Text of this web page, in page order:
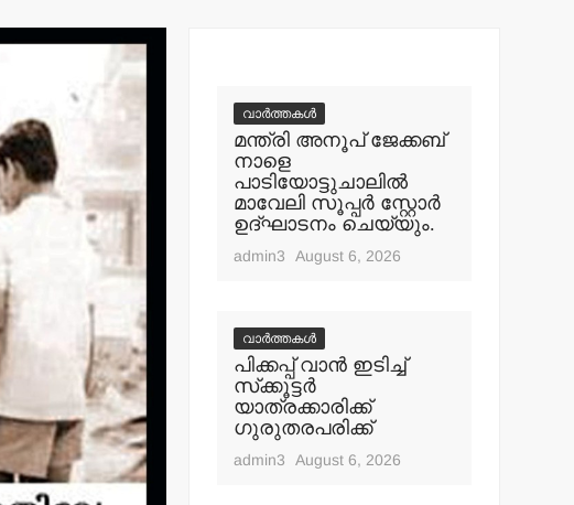
വാർത്തകൾ
മന്ത്രി അനൂപ് ജേക്കബ്
നാളെ
പാടിയോട്ടുചാലില്‍
മാവേലി സൂപ്പര്‍ സ്റ്റോര്‍
ഉദ്ഘാടനം ചെയ്യും.
admin3 August 6, 2026
വാർത്തകൾ
പിക്കപ്പ് വാന്‍ ഇടിച്ച്
സ്‌ക്കൂട്ടര്‍
യാത്രക്കാരിക്ക്
ഗുരുതരപരിക്ക്
admin3 August 6, 2026